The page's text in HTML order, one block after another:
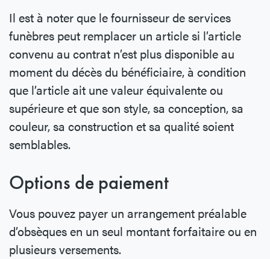
Il est à noter que le fournisseur de services
funèbres peut remplacer un article si l’article
convenu au contrat n’est plus disponible au
moment du décès du bénéficiaire, à condition
que l’article ait une valeur équivalente ou
supérieure et que son style, sa conception, sa
couleur, sa construction et sa qualité soient
semblables.
Options de paiement
Vous pouvez payer un arrangement préalable
d’obsèques en un seul montant forfaitaire ou en
plusieurs versements.